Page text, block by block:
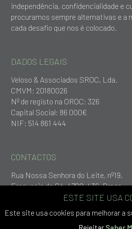
independência, confidencialidade e
procuramos sempre alternativas e a
cada desafio que nos é colocado.
DADOS LEGAIS
Veloso & Associados SROC, Lda.
CMVM: 20180026
Nº de registo na OROC: 326
Capital Social: 86 000€
NIF: 514 861 444
CONTACTOS
Rua Nossa Senhora do Leite, nº19,
Freguesia da Sé, 4700-436, Braga
ESTE SITE USA
Este site usa cookies para melhorar a